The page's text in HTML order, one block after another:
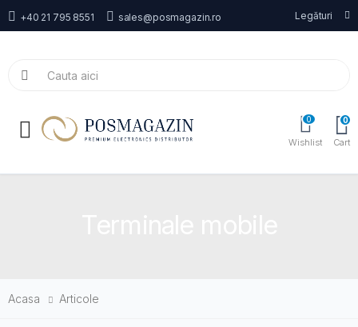
+40 21 795 8551 sales@posmagazin.ro Legături
Toggle mobile menu
0
Wishlist
0
Cart
Acasa Articole